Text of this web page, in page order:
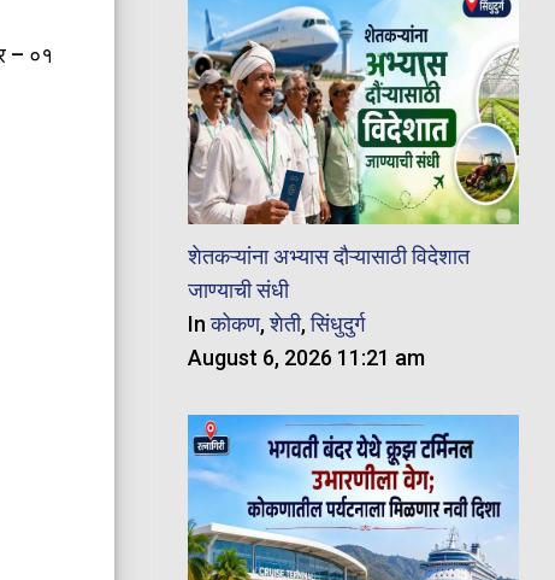
– ०१
शेतकऱ्यांना अभ्यास दौऱ्यासाठी विदेशात
जाण्याची संधी
Inकोकण,शेती,सिंधुदुर्ग
August 6, 2026 11:21 am